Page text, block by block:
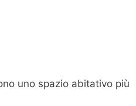
uno spazio abitativo più